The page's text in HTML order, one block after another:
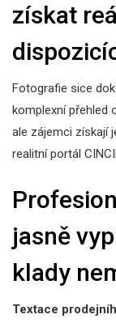
získat
Fotografie sice
komplexní přehled
ale zájemci získají
realitní portál
jasně
klady
Textace